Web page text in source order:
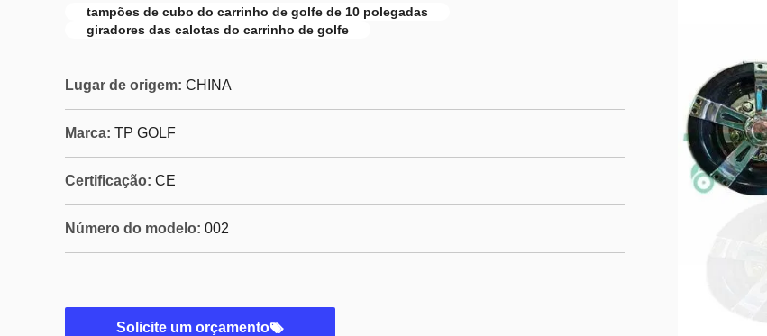
tampões de cubo do carrinho de golfe de 10 polegadas
giradores das calotas do carrinho de golfe
Lugar de origem: CHINA
Marca: TP GOLF
Certificação: CE
Número do modelo: 002
Solicite um orçamento